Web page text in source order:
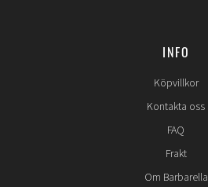
INFO
Köpvillkor
Kontakta oss
FAQ
Frakt
Om Barbarella